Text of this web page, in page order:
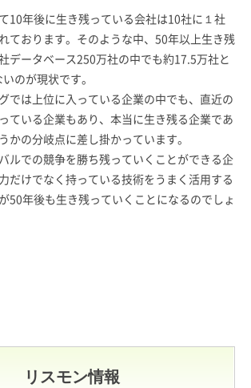
10年後に生き残っている会社は10社に１社
ております。そのような中、50年以上生き残
データベース250万社の中でも約17.5万社と
のが現状です。
では上位に入っている企業の中でも、直近の
ている企業もあり、本当に生き残る企業であ
かの分岐点に差し掛かっています。
ルでの競争を勝ち残っていくことができる企
だけでなく持っている技術をうまく活用する
50年後も生き残っていくことになるのでしょ
リスモン情報